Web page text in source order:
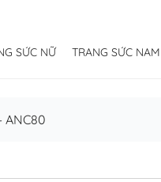
SỨC NỮ TRANG SỨC NAM
ANC80